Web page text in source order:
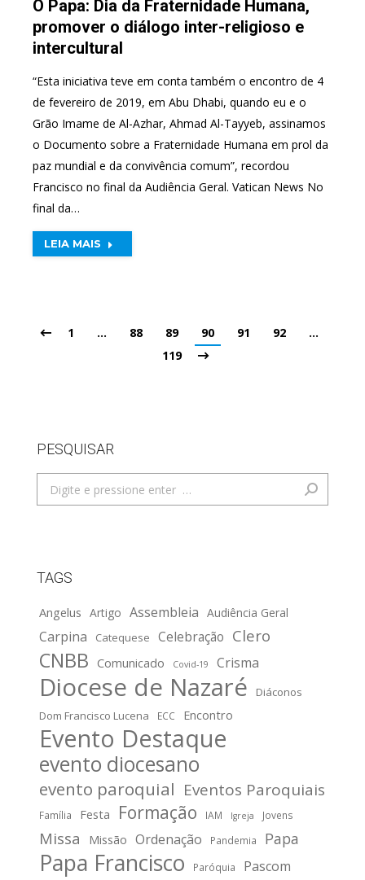
O Papa: Dia da Fraternidade Humana,
promover o diálogo inter-religioso e
intercultural
“Esta iniciativa teve em conta também o encontro de 4
de fevereiro de 2019, em Abu Dhabi, quando eu e o
Grão Imame de Al-Azhar, Ahmad Al-Tayyeb, assinamos
o Documento sobre a Fraternidade Humana em prol da
paz mundial e da convivência comum”, recordou
Francisco no final da Audiência Geral. Vatican News No
final da…
LEIA MAIS
1 … 88 89 90 91 92
…
119
PESQUISAR
Search:
TAGS
Angelus Artigo Assembleia Audiência Geral
Carpina Catequese Celebração Clero
CNBB Comunicado Covid-19 Crisma
Diocese de Nazaré
Diáconos
Dom Francisco Lucena
ECC Encontro
Evento Destaque
evento diocesano
evento paroquial Eventos Paroquiais
Família Festa Formação IAM Igreja Jovens
Missa Missão Ordenação Pandemia Papa
Papa Francisco Paróquia
Pascom